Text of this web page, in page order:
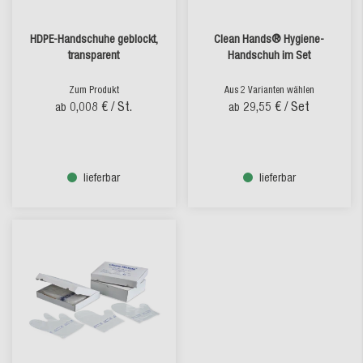
HDPE-Handschuhe geblockt,
transparent
Zum Produkt
ab 0,008 € / St.
lieferbar
Clean Hands® Hygiene-
Handschuh im Set
Aus 2 Varianten wählen
ab 29,55 € / Set
lieferbar